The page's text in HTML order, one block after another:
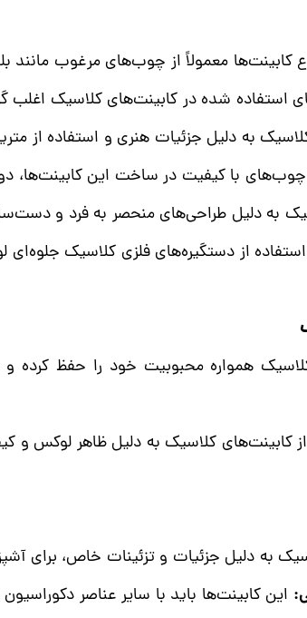
کابینت‌ها معمولاً از چوب‌های مرغوب مانند
استفاده شده در کابینت‌های کلاسیک
به دلیل جزئیات هنری و استفاده از
چوب‌های با کیفیت در ساخت این کابینت‌ها،
به دلیل طراحی‌های منحصر به فرد و
استفاده از دستگیره‌های فلزی کلاسیک
همواره محبوبیت خود را حفظ کرده
کابینت‌های کلاسیک به دلیل ظاهر لوکس و
به دلیل جزئیات و تزئینات خاص، برای
این کابینت‌ها باید با سایر عناصر